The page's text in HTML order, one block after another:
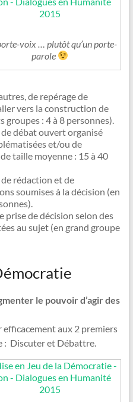
voix … plutôt qu’un porte-
parole
de repérage de
vers la construction de
: 4 à 8 personnes).
débat ouvert organisé
et/ou de
taille moyenne : 15 à 40
rédaction et de
soumises à la décision (en
prise de décision selon des
au sujet (en grand groupe
le pouvoir d’agir des
aux 2 premiers
: Discuter et Débattre.